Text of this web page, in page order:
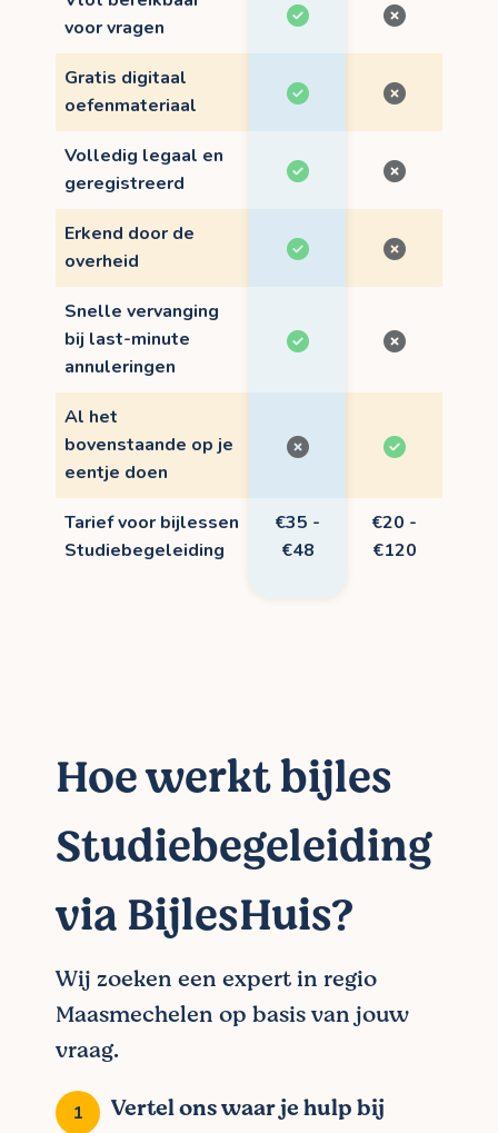
voor vragen
Gratis digitaal
oefenmateriaal
Volledig legaal en
geregistreerd
Erkend door de
overheid
Snelle vervanging
bij last-minute
annuleringen
Al het
bovenstaande op je
eentje doen
Tarief voor bijlessen
Studiebegeleiding
€35 -
€48
€20 -
€120
Hoe werkt bijles
Studiebegeleiding
via BijlesHuis?
Wij zoeken een expert in regio
Maasmechelen op basis van jouw
vraag.
Vertel ons waar je hulp bij